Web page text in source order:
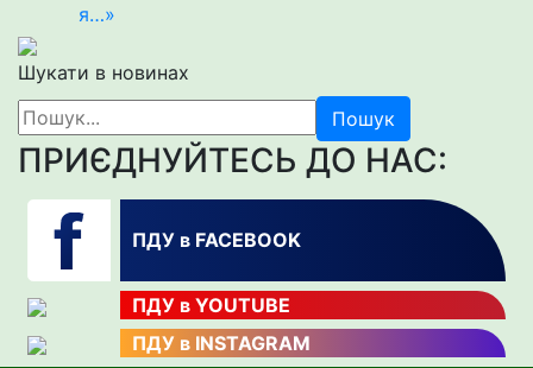
я…»
Шукати в новинах
Пошук
ПРИЄДНУЙТЕСЬ ДО НАС:
ПДУ в FACEBOOK
ПДУ в YOUTUBE
ПДУ в INSTAGRAM